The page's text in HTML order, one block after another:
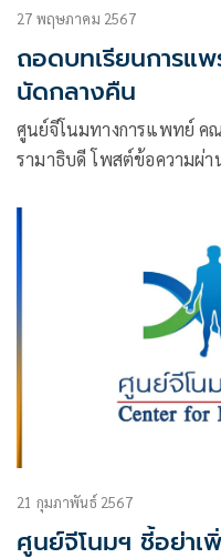
27 พฤษภาคม 2567
ถอดบทเรียนการแ
นัดกลางคืน
ศูนย์จีโนมทางการแพทย์ ค
รามาธิบดี โพสต์ข้อความผ่
ซึ่งไม่มีแสงแดด
21 กุมภาพันธ์ 2567
ศูนย์จีโนมฯ ชี้อย่าเ